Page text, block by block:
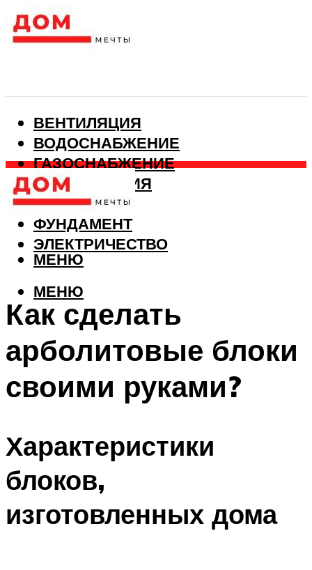
ВЕНТИЛЯЦИЯ
ВОДОСНАБЖЕНИЕ
ГАЗОСНАБЖЕНИЕ
КАНАЛИЗАЦИЯ
ОТОПЛЕНИЕ
ФУНДАМЕНТ
ЭЛЕКТРИЧЕСТВО
МЕНЮ
МЕНЮ
Как сделать
арболитовые блоки
своими руками?
Характеристики
блоков,
изготовленных дома